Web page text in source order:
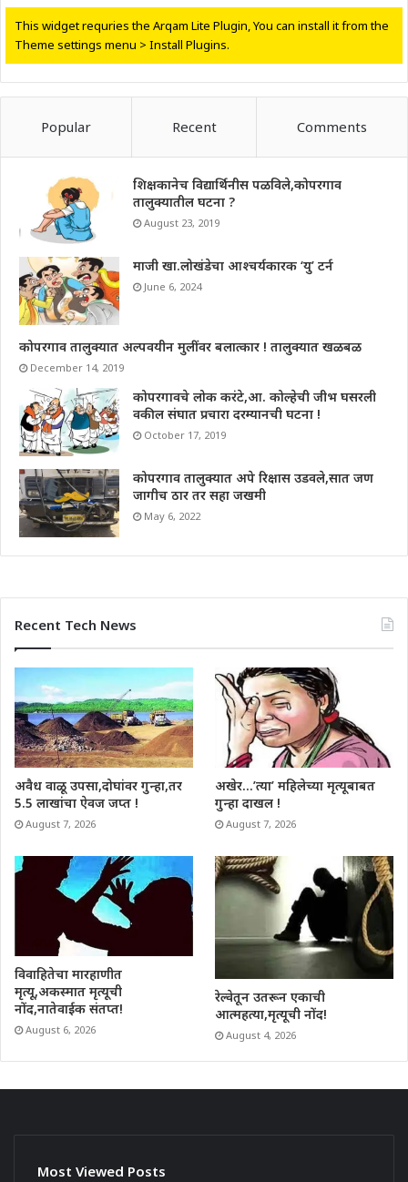
This widget requries the Arqam Lite Plugin, You can install it from the
Theme settings menu > Install Plugins.
Popular Recent Comments
शिक्षकानेच विद्यार्थिनीस पळविले,कोपरगाव
तालुक्यातील घटना ?
August 23, 2019
माजी खा.लोखंडेचा आश्चर्यकारक ‘यु’ टर्न
June 6, 2024
कोपरगाव तालुक्यात अल्पवयीन मुलींवर बलात्कार ! तालुक्यात खळबळ
December 14, 2019
कोपरगावचे लोक करंटे,आ. कोल्हेची जीभ घसरली
वकील संघात प्रचारा दरम्यानची घटना !
October 17, 2019
कोपरगाव तालुक्यात अपे रिक्षास उडवले,सात जण
जागीच ठार तर सहा जखमी
May 6, 2022
Recent Tech News
अवैध वाळू उपसा,दोघांवर गुन्हा,तर
5.5 लाखांचा ऐवज जप्त !
August 7, 2026
अखेर…’त्या’ महिलेच्या मृत्यूबाबत
गुन्हा दाखल !
August 7, 2026
विवाहितेचा मारहाणीत
मृत्यू,अकस्मात मृत्यूची
नोंद,नातेवाईक संतप्त!
August 6, 2026
रेल्वेतून उतरून एकाची
आत्महत्या,मृत्यूची नोंद!
August 4, 2026
Most Viewed Posts